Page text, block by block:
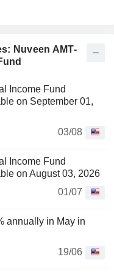
Nuveen AMT-
Income Fund
on September 01,
03/08
Income Fund
on August 03, 2026
01/07
annually in May in
19/06